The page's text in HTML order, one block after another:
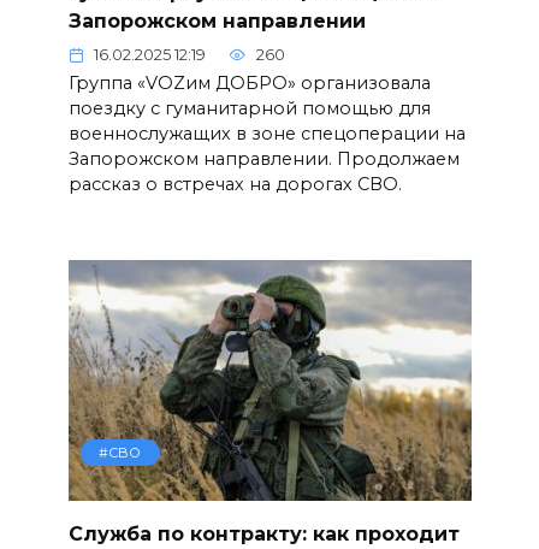
Запорожском направлении
16.02.2025 12:19 260
Группа «VOZим ДОБРО» организовала
поездку с гуманитарной помощью для
военнослужащих в зоне спецоперации на
Запорожском направлении. Продолжаем
рассказ о встречах на дорогах СВО.
#СВО
Служба по контракту: как проходит